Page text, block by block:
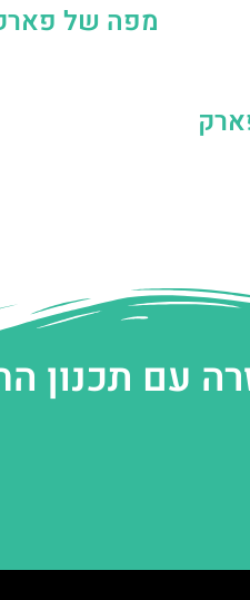
מפה של פארק
עם תכנון